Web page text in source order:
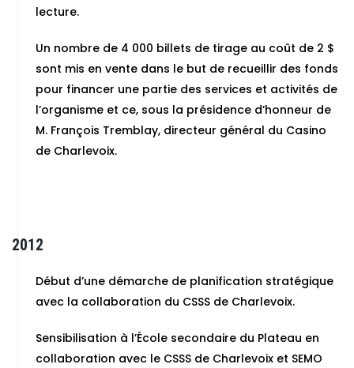
lecture.
Un nombre de 4 000 billets de tirage au coût de 2 $
sont mis en vente dans le but de recueillir des fonds
pour financer une partie des services et activités de
l’organisme et ce, sous la présidence d’honneur de
M. François Tremblay, directeur général du Casino
de Charlevoix.
2012
Début d’une démarche de planification stratégique
avec la collaboration du CSSS de Charlevoix.
Sensibilisation à l’École secondaire du Plateau en
collaboration avec le CSSS de Charlevoix et SEMO